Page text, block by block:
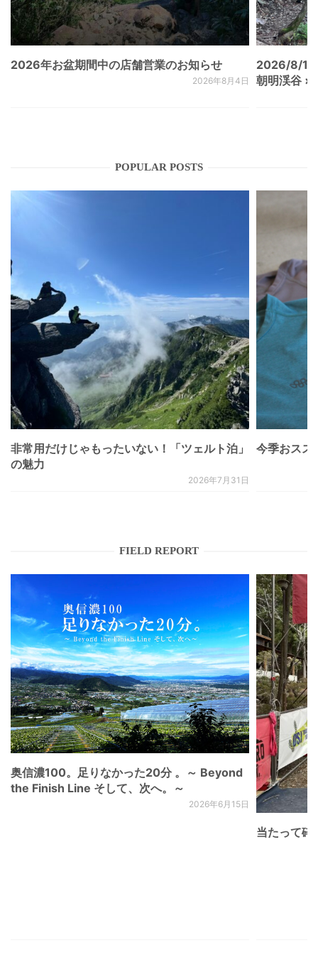
2026年お盆期間中の店舗営業のお知らせ
2026年8月4日
2026/8/
朝明渓谷 ×
POPULAR POSTS
非常用だけじゃもったいない！「ツェルト泊」
の魅力
2026年7月31日
今季おスス
FIELD REPORT
奥信濃100。足りなかった20分 。～ Beyond
the Finish Line そして、次へ。～
2026年6月15日
当たって砕